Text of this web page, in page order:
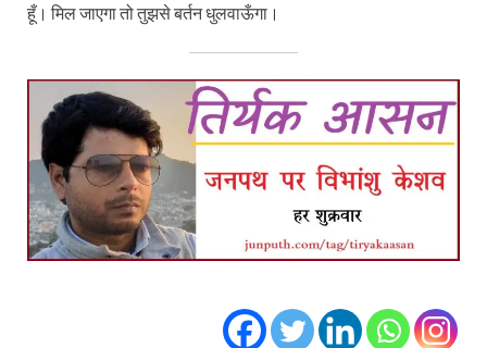
हूँ। मिल जाएगा तो तुझसे बर्तन धुलवाऊँगा।